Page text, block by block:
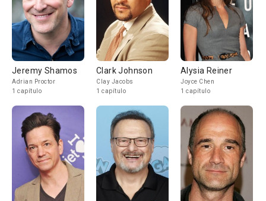
Jeremy Shamos
Adrian Proctor
1 capítulo
Clark Johnson
Clay Jacobs
1 capítulo
Alysia Reiner
Joyce Chen
1 capítulo